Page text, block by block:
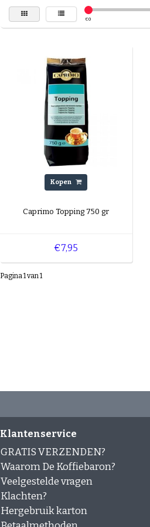
€0
Kopen
Caprimo Topping 750 gr
€7,95
Pagina 1 van 1
Klantenservice
GRATIS VERZENDEN?
Waarom De Koffiebaron?
Veelgestelde vragen
Klachten?
Hergebruik karton